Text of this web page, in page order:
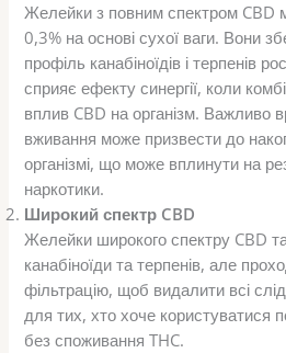
Желейки з повним спектром CBD
0,3% на основі сухої ваги. Вони
профіль канабіноїдів і терпенів
сприяє ефекту синергії, коли
вплив CBD на організм. Важливо
вживання може призвести до
організмі, що може вплинути на
наркотики.
Широкий спектр CBD
Желейки широкого спектру CBD
канабіноїди та терпенів, але
фільтрацію, щоб видалити всі
для тих, хто хоче користуватися
без споживання THC.